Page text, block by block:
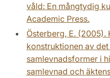
våld: En mångtydig
Academic Press.
Österberg, E. (2005).
konstruktionen av det
samlevnadsformer i
samlevnad och